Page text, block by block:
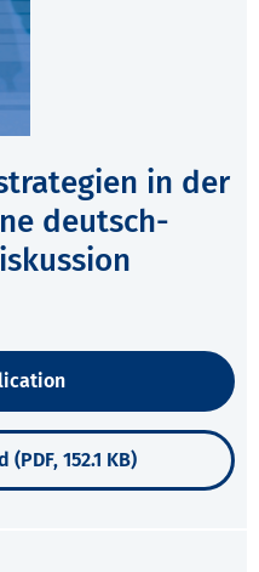
in der
deutsch-
152.1 KB)